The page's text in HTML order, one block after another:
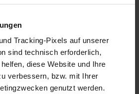
Tracking-Pixels auf unserer
sind technisch erforderlich,
diese Website und Ihre
verbessern, bzw. mit Ihrer
genutzt werden.